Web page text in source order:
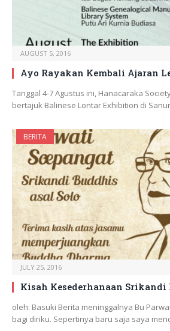
AUGUST 5, 2016
Ayo Rayakan Kembali Ajaran
Tanggal 4-7 Agustus ini, Hanacaraka
bertajuk Balinese Lontar Exhibition di
BERITA
JULY 25, 2016
Kisah Kesederhanaan Srikandi
oleh: Basuki Berita meninggalnya Bu
bagi diriku. Sepertinya baru saja saya